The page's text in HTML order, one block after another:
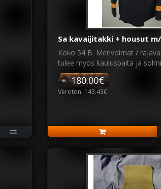
Sa kavaijitakki + housut
Koko 54 B. Merivoimat /
tulee myös kauluspaita ja
180.00€
Veroton: 143.43€